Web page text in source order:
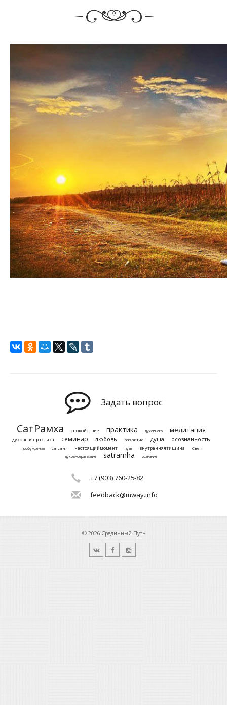
Задать вопрос
СатРамха спокойствие практика духовного медитация
духовнаяпрактика семинар любовь развитие душа осознанность
пробуждения сатсанг настоящиймомент путь внутренняятишина Свет
духовноеразвитие satramha сознание
+7 (903) 760-25-82
feedback@mway.info
© 2026 Срединный Путь